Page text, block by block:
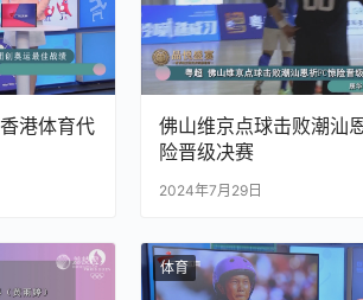
港体育代
佛山维京点球击败潮汕
险晋级决赛
2024年7月29日
体育